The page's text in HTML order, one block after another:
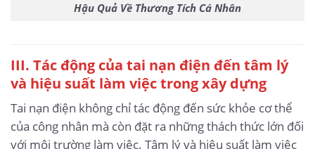
Hậu Quả Về Thương Tích Cá Nhân
III. Tác động của tai nạn điện đến tâm lý
và hiệu suất làm việc trong xây dựng
Tai nạn điện không chỉ tác động đến sức khỏe cơ thể
của công nhân mà còn đặt ra những thách thức lớn đối
với môi trường làm việc. Tâm lý và hiệu suất làm việc